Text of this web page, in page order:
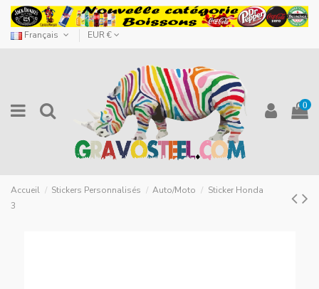
Français EUR €
0
Accueil Stickers Personnalisés Auto/Moto
Sticker Honda
3